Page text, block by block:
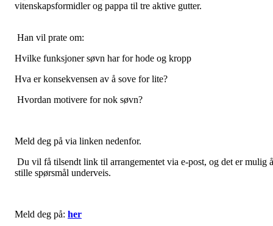
vitenskapsformidler og pappa til tre aktive gutter.
Han vil prate om:
Hvilke funksjoner søvn har for hode og kropp
Hva er konsekvensen av å sove for lite?
Hvordan motivere for nok søvn?
Meld deg på via linken nedenfor.
Du vil få tilsendt link til arrangementet via e-post, og det er mulig å
stille spørsmål underveis.
Meld deg på: her